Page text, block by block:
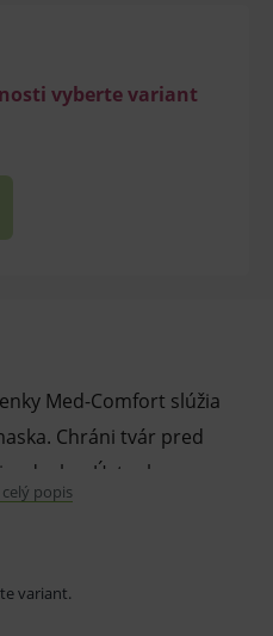
vyberte variant
Med-Comfort slúžia
Chráni tvár pred
Ústenky sa
za uši a integrovanej
ani sklenené vlákna.
popis
variant.